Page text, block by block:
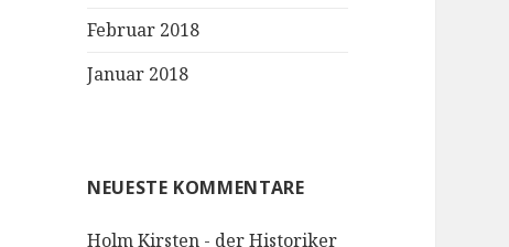
Februar 2018
Januar 2018
NEUESTE KOMMENTARE
Holm Kirsten - der Historiker